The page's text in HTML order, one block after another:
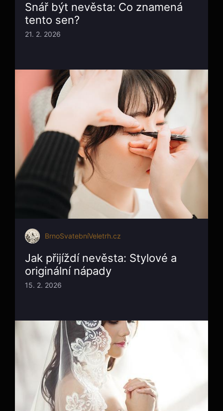
Snář být nevěsta: Co znamená
tento sen?
21. 2. 2026
BrnoSvatebníVeletrh.cz
Jak přijíždí nevěsta: Stylové a
originální nápady
15. 2. 2026